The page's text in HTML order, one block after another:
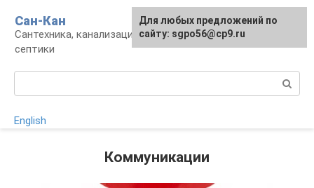
контенту
Сан-Кан
Сантехника, канализация, водопровод,
септики
English
Коммуникации
Для любых предложений по
сайту: sgpo56@cp9.ru